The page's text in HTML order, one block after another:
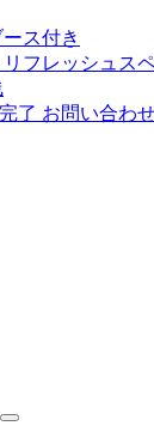
ス付き
フレッシュス
了 お問い合わ